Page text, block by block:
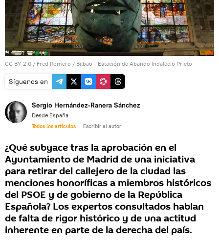
CC BY 2.0 / Fred Romero / Bilbao - Estación de Abando Indalecio Prieto
Síguenos en
Sergio Hernández-Ranera Sánchez
Desde España
Todos los artículos Escribir al autor
¿Qué subyace tras la aprobación en el
Ayuntamiento de Madrid de una iniciativa
para retirar del callejero de la ciudad las
menciones honoríficas a miembros históricos
del PSOE y de gobierno de la República
Española? Los expertos consultados hablan
de falta de rigor histórico y de una actitud
inherente en parte de la derecha del país.